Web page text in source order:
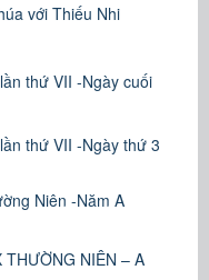
với Thiếu Nhi
thứ VII -Ngày cuối
thứ VII -Ngày thứ 3
Niên -Năm A
THƯỜNG NIÊN – A